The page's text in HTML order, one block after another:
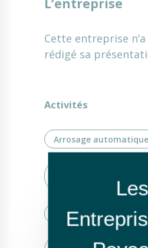
L’entreprise
Cette entreprise
rédigé sa
Activités
Arrosage automatique
Élagage et abattage
Entretien de jardins ou